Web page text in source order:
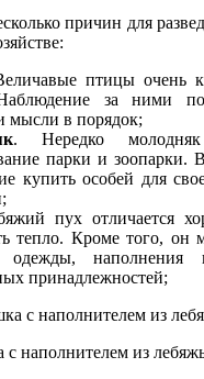
причин для
птицы очень
за ними
мысли в порядок;
. Нередко
парки и зоопарки.
купить особей для
пух отличается
тепло. Кроме того, он
одежды,
принадлежностей;
наполнителем из